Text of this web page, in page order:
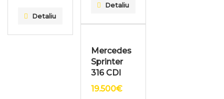
Detaliu
Detaliu
Mercedes
Sprinter
316 CDI
19.500€